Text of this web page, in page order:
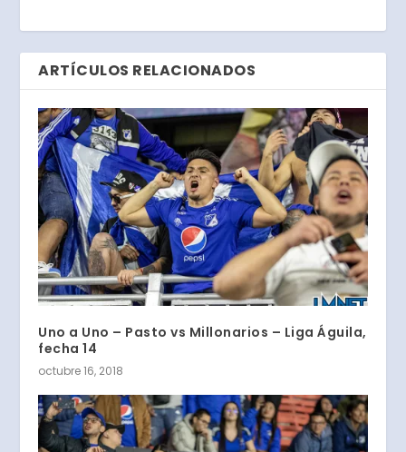
ARTÍCULOS RELACIONADOS
Uno a Uno – Pasto vs Millonarios – Liga Águila,
fecha 14
octubre 16, 2018